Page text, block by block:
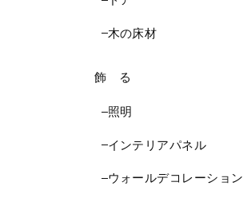
木の床材
飾 る
照明
インテリアパネル
ウォールデコレーション